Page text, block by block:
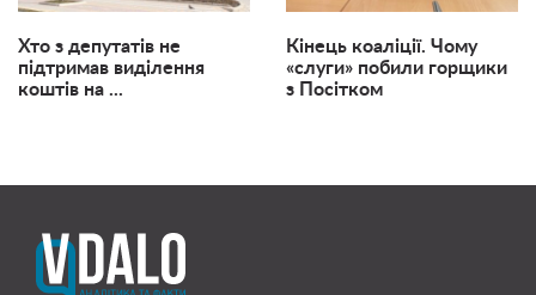
Хто з депутатів не
підтримав виділення
коштів на ...
Кінець коаліції. Чому
«слуги» побили горщики
з Посітком